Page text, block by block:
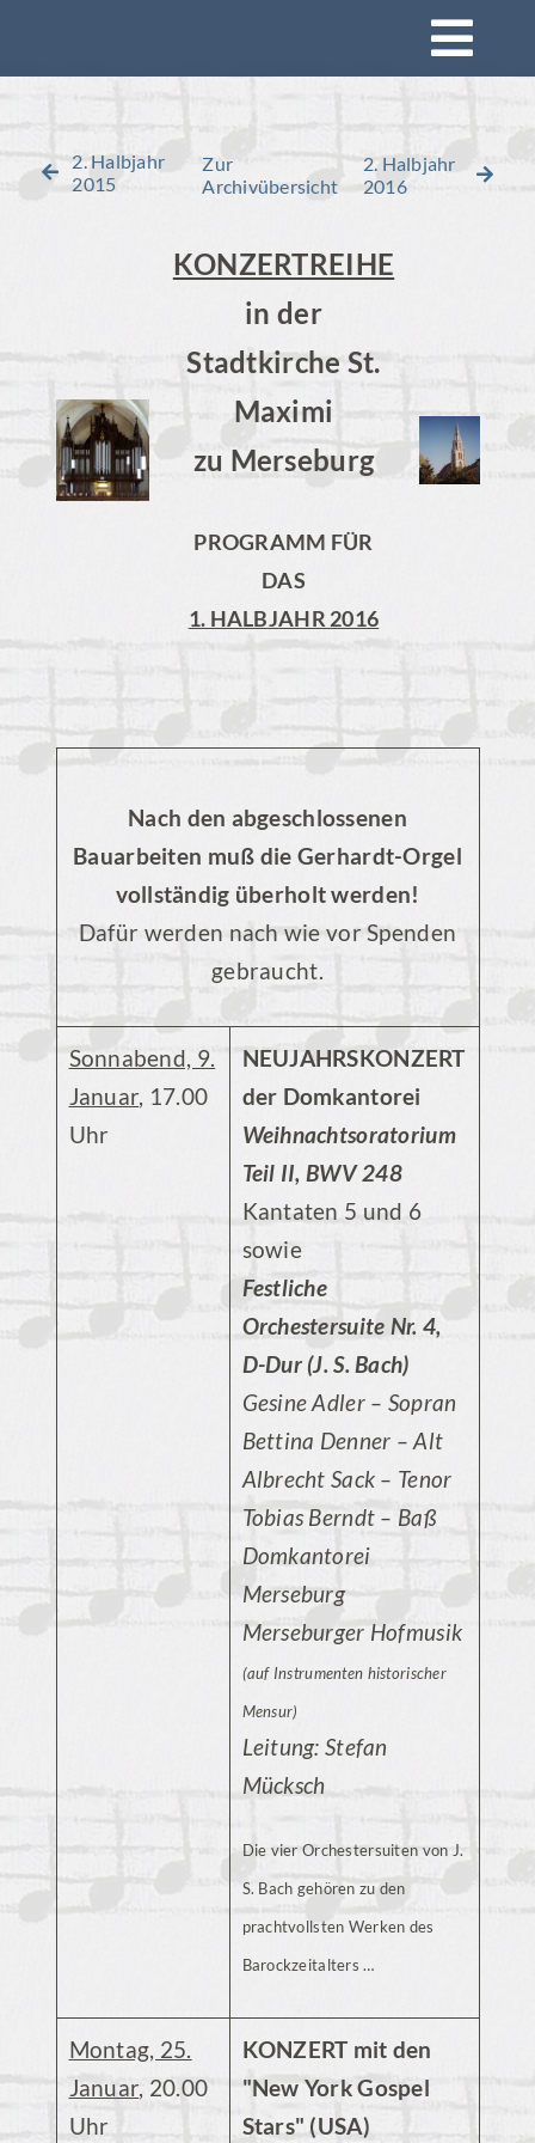
Konzerte
Mitsingen
Impressionen
Rückblick
2. Halbjahr
2015
Zur
Archivübersicht
2. Halbjahr
2016
KONZERTREIHE
in der
Stadtkirche St.
Maximi
zu Merseburg
PROGRAMM FÜR
DAS
1. HALBJAHR 2016
Nach den abgeschlossenen
Bauarbeiten muß die Gerhardt-Orgel
vollständig überholt werden!
Dafür werden nach wie vor Spenden
gebraucht.
Sonnabend, 9.
Januar, 17.00
Uhr
NEUJAHRSKONZERT
der Domkantorei
Weihnachtsoratorium
Teil II, BWV 248
Kantaten 5 und 6
sowie
Festliche
Orchestersuite Nr. 4,
D-Dur (J. S. Bach)
Gesine Adler – Sopran
Bettina Denner – Alt
Albrecht Sack – Tenor
Tobias Berndt – Baß
Domkantorei
Merseburg
Merseburger Hofmusik
(auf Instrumenten historischer
Mensur)
Leitung: Stefan
Mücksch
Die vier Orchestersuiten von J.
S. Bach gehören zu den
prachtvollsten Werken des
Barockzeitalters …
Montag, 25.
Januar, 20.00
Uhr
KONZERT mit den
"New York Gospel
Stars" (USA)